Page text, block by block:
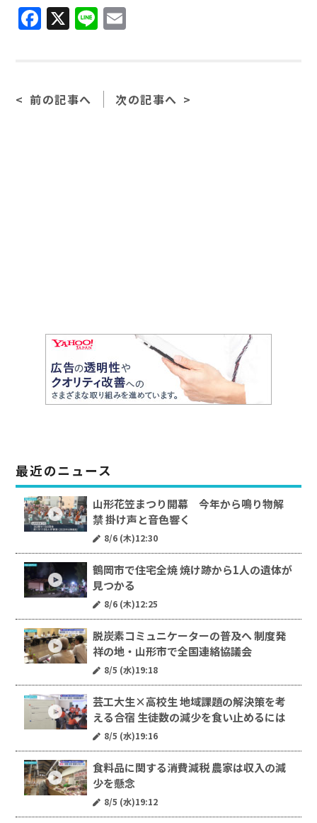
F
a
b
X Li
n
前の記事へ 次の記事へ
最近のニュース
山形花笠まつり開幕 今年から鳴り物解
禁 掛け声と音色響く
8/6 (木)12:30
鶴岡市で住宅全焼 焼け跡から1人の遺体が
見つかる
8/6 (木)12:25
脱炭素コミュニケーターの普及へ 制度発
祥の地・山形市で全国連絡協議会
8/5 (水)19:18
芸工大生×高校生 地域課題の解決策を考
える合宿 生徒数の減少を食い止めるには
8/5 (水)19:16
食料品に関する消費減税 農家は収入の減
少を懸念
8/5 (水)19:12